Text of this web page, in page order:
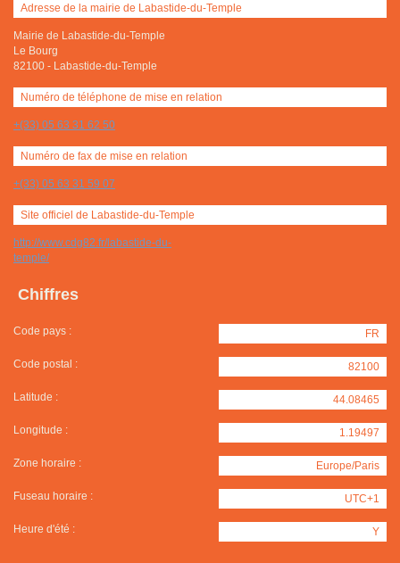
Adresse de la mairie de Labastide-du-Temple
Mairie de Labastide-du-Temple
Le Bourg
82100 - Labastide-du-Temple
Numéro de téléphone de mise en relation
+(33) 05 63 31 62 50
Numéro de fax de mise en relation
+(33) 05 63 31 59 07
Site officiel de Labastide-du-Temple
http://www.cdg82.fr/labastide-du-
temple/
Chiffres
Code pays : FR
Code postal : 82100
Latitude : 44.08465
Longitude : 1.19497
Zone horaire : Europe/Paris
Fuseau horaire : UTC+1
Heure d'été : Y